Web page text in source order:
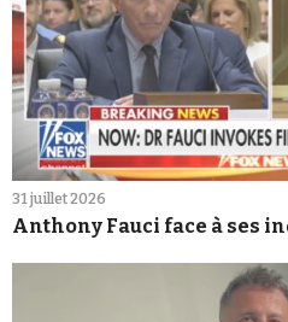
31 juillet 2026
Anthony Fauci face à ses